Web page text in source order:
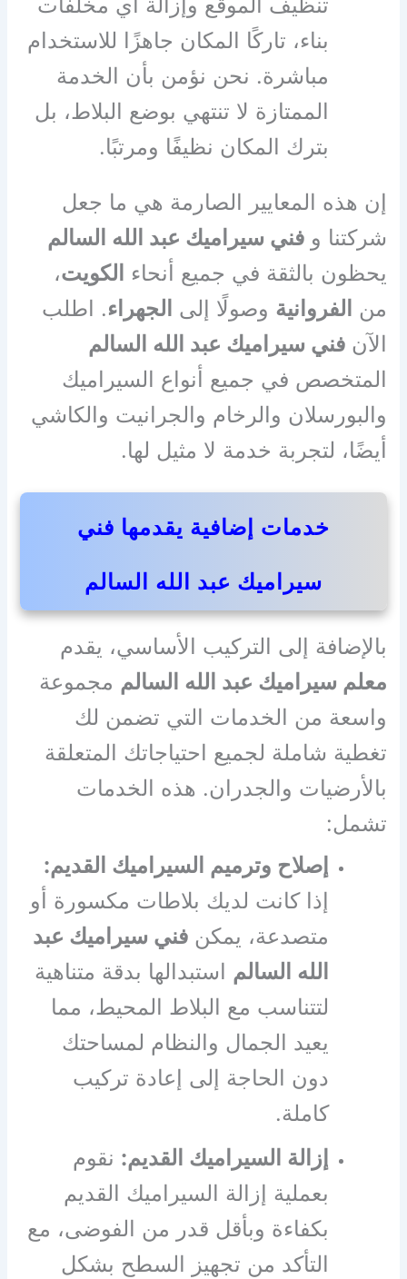
بناء، تاركًا المكان جاهزًا للاستخدام
مباشرة. نحن نؤمن بأن الخدمة
الممتازة لا تنتهي بوضع البلاط، بل
بترك المكان نظيفًا ومرتبًا.
إن هذه المعايير الصارمة هي ما جعل
شركتنا وفني سيراميك عبد الله السالم
يحظون بالثقة في جميع أنحاء الكويت،
من الفروانية وصولًا إلى الجهراء. اطلب
الآنفني سيراميك عبد الله السالم
المتخصص في جميع أنواع السيراميك
والبورسلان والرخام والجرانيت والكاشي
أيضًا، لتجربة خدمة لا مثيل لها.
خدمات إضافية يقدمها فني
سيراميك عبد الله السالم
بالإضافة إلى التركيب الأساسي، يقدم
معلم سيراميك عبد الله السالم مجموعة
واسعة من الخدمات التي تضمن لك
تغطية شاملة لجميع احتياجاتك المتعلقة
بالأرضيات والجدران. هذه الخدمات
تشمل:
إصلاح وترميم السيراميك القديم:
إذا كانت لديك بلاطات مكسورة أو
متصدعة، يمكنفني سيراميك عبد
الله السالم استبدالها بدقة متناهية
لتتناسب مع البلاط المحيط، مما
يعيد الجمال والنظام لمساحتك
دون الحاجة إلى إعادة تركيب
كاملة.
إزالة السيراميك القديم: نقوم
بعملية إزالة السيراميك القديم
بكفاءة وبأقل قدر من الفوضى، مع
التأكد من تجهيز السطح بشكل